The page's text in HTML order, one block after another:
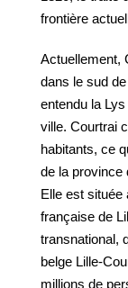
frontière
Actuellement,
dans le sud
entendu la
ville. Courtrai
habitants, ce
de la province
Elle est située
française de
transnational,
belge Lille-
millions de